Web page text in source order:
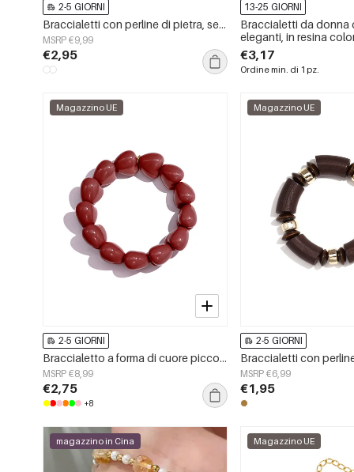
2-5 GIORNI
Braccialetti con perline di pietra, serie &quot;Vacanze quotidiane romantiche&quot;, gioielli da donna.
MSRP €9,99
€2,95
13-25 GIORNI
Braccialetti da donna
eleganti, in resina
motivo patchwork
Simple.
€3,17
Ordine min. di 1 pz.
Magazzino UE
2-5 GIORNI
Braccialetto a forma di cuore piccolo con 13 perline
MSRP €8,99
€2,75
+8
Magazzino UE
2-5 GIORNI
MSRP €6,99
€1,95
magazzino in Cina Magazzino UE